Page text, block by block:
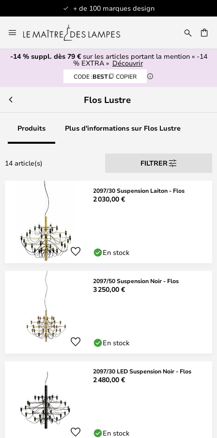
+ de 100 marques design
au
contenu
-14 % suppl. dès 79 €sur les articles portant la mention « -14
% EXTRA » Découvrir
CODE :BEST COPIER
Flos Lustre
Produits Plus d'informations sur Flos Lustre
14 article(s) FILTRER
2097/30 Suspension Laiton - Flos
2 030,00 €
En stock
2097/50 Suspension Noir - Flos
3 250,00 €
En stock
2097/30 LED Suspension Noir - Flos
2 480,00 €
En stock